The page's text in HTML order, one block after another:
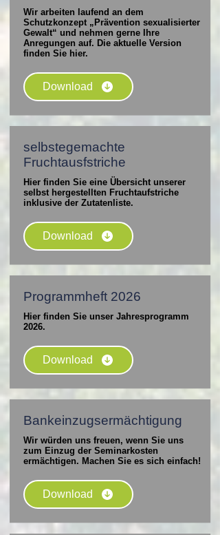
Wir arbeiten laufend an dem
Schutzkonzept „Prävention sexualisierter
Gewalt“ und nehmen gerne Ihre
Anregungen auf. Die aktuelle Version
finden Sie hier.
Download
selbstegemachte
Fruchtausfstriche
Hier finden Sie eine Übersicht unserer
selbst hergestellten Fruchtaufstriche
inklusive der Zutatenliste.
Download
Programmheft 2026
Hier finden Sie unser Jahresprogramm
2026.
Download
Bankeinzugsermächtigung
Wir würden uns freuen, wenn Sie uns
zum Einzug der Seminarkosten
ermächtigen. Machen Sie es sich einfach!
Download